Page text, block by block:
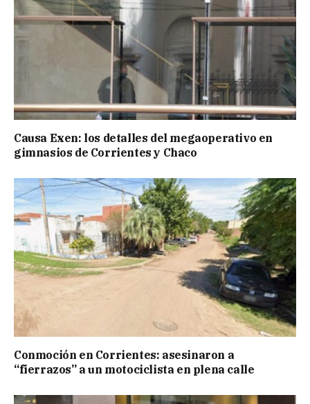
Causa Exen: los detalles del megaoperativo en
gimnasios de Corrientes y Chaco
Conmoción en Corrientes: asesinaron a
“fierrazos” a un motociclista en plena calle